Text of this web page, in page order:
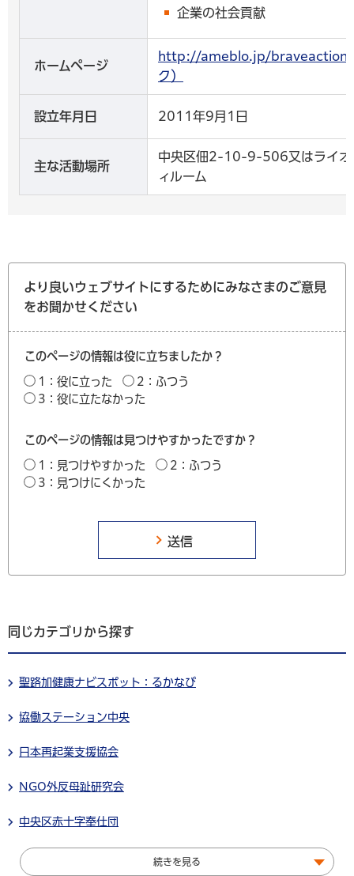
企業の社会貢献
ホームページ
http://ameblo.jp/
ク）
設立年月日 2011年9月1日
主な活動場所
中央区佃2-10-9-506又はライ
ィルーム
より良いウェブサイトにするためにみなさまのご意見
をお聞かせください
このページの情報は役に立ちましたか？
1：役に立った
2：ふつう
3：役に立たなかった
このページの情報は見つけやすかったですか？
1：見つけやすかった
2：ふつう
3：見つけにくかった
同じカテゴリから探す
聖路加健康ナビスポット：るかなび
協働ステーション中央
日本再起業支援協会
NGO外反母趾研究会
中央区赤十字奉仕団
続きを見る